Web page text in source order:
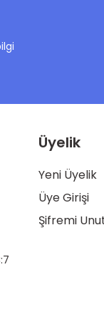
Üyelik
Yeni Üyelik
Üye Girişi
Şifremi